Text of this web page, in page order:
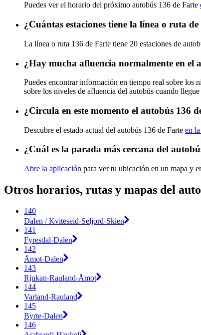
Puedes ver el horario del próximo autobús 136 de Farte
¿Cuántas estaciones tiene la línea o ruta
La línea o ruta 136 de Farte tiene 20 estaciones de
¿Hay mucha afluencia normalmente en el
Puedes encontrar información en tiempo real sobre los
sobre los niveles de afluencia del autobús cuando
¿Circula en este momento el autobús 136
Descubre el estado actual del autobús 136 de Farte en
¿Cuál es la parada más cercana del
Abre la aplicación para ver tu ubicación en un mapa y
Otros horarios, rutas y mapas del
140
Dalen / Kviteseid-Seljord-Skien
141
Fyresdal-Dalen
142
Åmot-Dalen
143
Rjukan-Rauland-Åmot
144
Varland-Rauland
145
Byrte-Dalen
146